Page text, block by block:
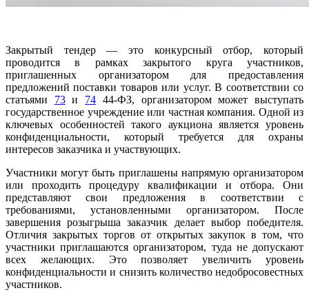
Закрытый тендер — это конкурсный отбор, который
проводится в рамках закрытого круга участников,
приглашенных организатором для предоставления
предложений поставки товаров или услуг. В соответствии со
статьями 73и 74 44-ФЗ, организатором может выступать
государственное учреждение или частная компания. Одной из
ключевых особенностей такого аукциона является уровень
конфиденциальности, который требуется для охраны
интересов заказчика и участвующих.
Участники могут быть приглашены напрямую организатором
или проходить процедуру квалификации и отбора. Они
представляют свои предложения в соответствии с
требованиями, установленными организатором. После
завершения розыгрыша заказчик делает выбор победителя.
Отличия закрытых торгов от открытых закупок в том, что
участники приглашаются организатором, туда не допускают
всех желающих. Это позволяет увеличить уровень
конфиденциальности и снизить количество недобросовестных
участников.